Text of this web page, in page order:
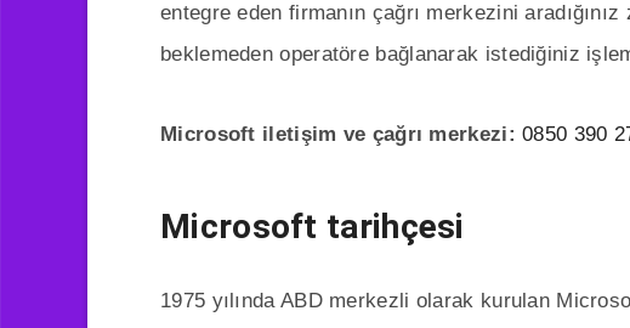
entegre eden firmanın çağrı merkezini
beklemeden operatöre bağlanarak istediğiniz
Microsoft iletişim ve çağrı merkezi: 0850 390
Microsoft tarihçesi
1975 yılında ABD merkezli olarak kurulan